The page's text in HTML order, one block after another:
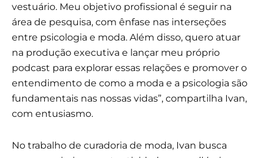
vestuário. Meu objetivo profissional é seguir na
área de pesquisa, com ênfase nas interseções
entre psicologia e moda. Além disso, quero atuar
na produção executiva e lançar meu próprio
podcast para explorar essas relações e promover o
entendimento de como a moda e a psicologia são
fundamentais nas nossas vidas”, compartilha Ivan,
com entusiasmo.
No trabalho de curadoria de moda, Ivan busca